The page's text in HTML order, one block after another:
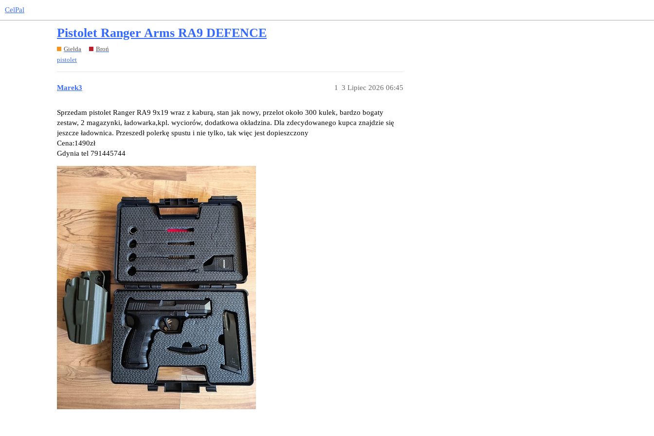
CelPal
Pistolet Ranger Arms RA9 DEFENCE
Giełda
Broń
pistolet
Marek3 3 Lipiec 2026 06:45
1
Sprzedam pistolet Ranger RA9 9x19 wraz z kaburą, stan jak nowy, przelot około 300 kulek, bardzo bogaty
zestaw, 2 magazynki, ładowarka,kpl. wyciorów, dodatkowa okładzina. Dla zdecydowanego kupca znajdzie się
jeszcze ładownica. Przeszedł polerkę spustu i nie tylko, tak więc jest dopieszczony
Cena:1490zł
Gdynia tel 791445744